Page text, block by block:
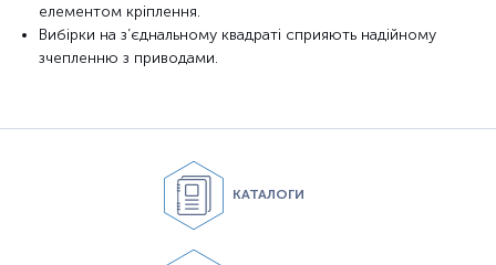
елементом кріплення.
Вибірки на з’єднальному квадраті сприяють надійному
зчепленню з приводами.
КАТАЛОГИ